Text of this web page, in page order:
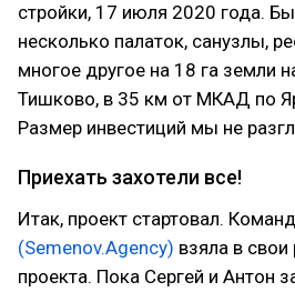
стройки, 17 июля 2020 года.
несколько палаток, санузлы,
многое другое на 18 га земли
Тишково, в 35 км от МКАД по
Размер инвестиций мы не
Приехать захотели все!
Итак, проект стартовал.
(Semenov.Agency) взяла в свои
проекта. Пока Сергей и Антон